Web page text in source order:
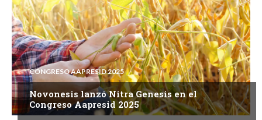
CONGRESO AAPRESID 2025
Novonesis lanzó Nitra Genesis en el
Congreso Aapresid 2025